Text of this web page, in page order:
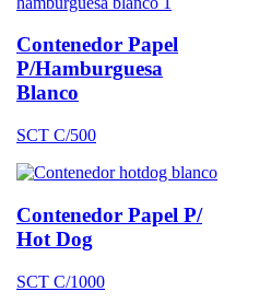
Contenedor Papel
P/Hamburguesa
Blanco
SCT C/500
Contenedor Papel P/
Hot Dog
SCT C/1000